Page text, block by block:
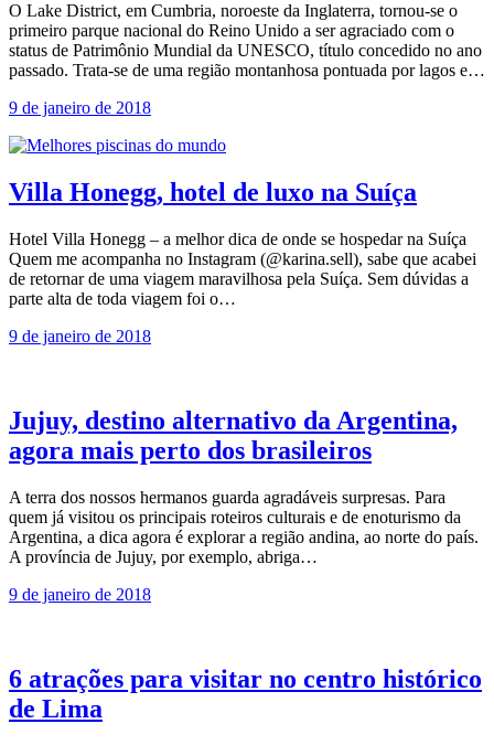
O Lake District, em Cumbria, noroeste da Inglaterra, tornou-se o
primeiro parque nacional do Reino Unido a ser agraciado com o
status de Patrimônio Mundial da UNESCO, título concedido no ano
passado. Trata-se de uma região montanhosa pontuada por lagos e…
9 de janeiro de 2018
Villa Honegg, hotel de luxo na Suíça
Hotel Villa Honegg – a melhor dica de onde se hospedar na Suíça
Quem me acompanha no Instagram (@karina.sell), sabe que acabei
de retornar de uma viagem maravilhosa pela Suíça. Sem dúvidas a
parte alta de toda viagem foi o…
9 de janeiro de 2018
Jujuy, destino alternativo da Argentina,
agora mais perto dos brasileiros
A terra dos nossos hermanos guarda agradáveis surpresas. Para
quem já visitou os principais roteiros culturais e de enoturismo da
Argentina, a dica agora é explorar a região andina, ao norte do país.
A província de Jujuy, por exemplo, abriga…
9 de janeiro de 2018
6 atrações para visitar no centro histórico
de Lima